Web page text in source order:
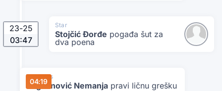
Star
Stojčić Đorđe pogađa šut za
dva poena
23-25
03:47
04:19
Danubius
Bogdanović Nemanja pravi ličnu grešku